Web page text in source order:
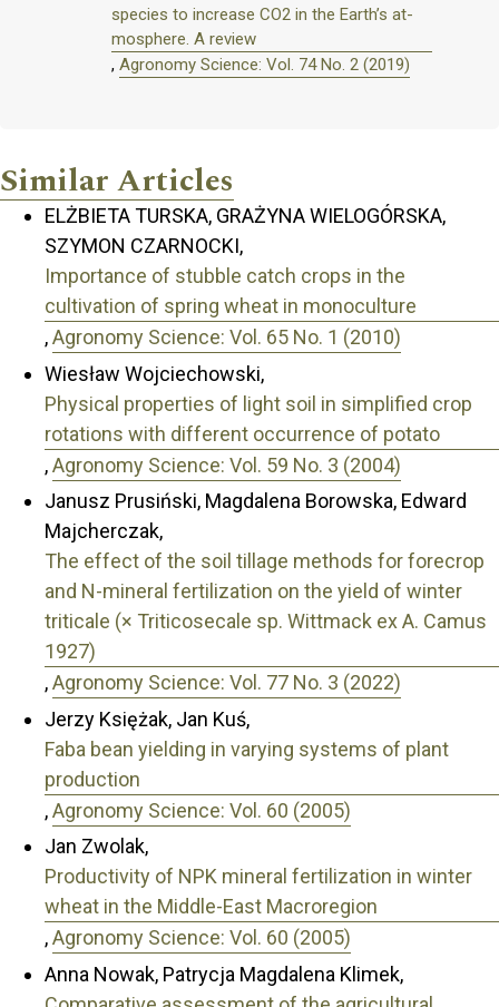
species to increase CO2 in the Earth’s at-
mosphere. A review
, Agronomy Science: Vol. 74 No. 2 (2019)
Similar Articles
ELŻBIETA TURSKA, GRAŻYNA WIELOGÓRSKA,
SZYMON CZARNOCKI,
Importance of stubble catch crops in the
cultivation of spring wheat in monoculture
,Agronomy Science: Vol. 65 No. 1 (2010)
Wiesław Wojciechowski,
Physical properties of light soil in simplified crop
rotations with different occurrence of potato
,Agronomy Science: Vol. 59 No. 3 (2004)
Janusz Prusiński, Magdalena Borowska, Edward
Majcherczak,
The effect of the soil tillage methods for forecrop
and N-mineral fertilization on the yield of winter
triticale (× Triticosecale sp. Wittmack ex A. Camus
1927)
,Agronomy Science: Vol. 77 No. 3 (2022)
Jerzy Księżak, Jan Kuś,
Faba bean yielding in varying systems of plant
production
,Agronomy Science: Vol. 60 (2005)
Jan Zwolak,
Productivity of NPK mineral fertilization in winter
wheat in the Middle-East Macroregion
,Agronomy Science: Vol. 60 (2005)
Anna Nowak, Patrycja Magdalena Klimek,